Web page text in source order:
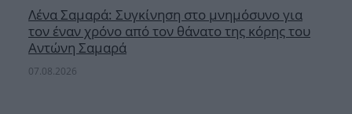
Λένα Σαμαρά: Συγκίνηση στο μνημόσυνο για
τον έναν χρόνο από τον θάνατο της κόρης του
Αντώνη Σαμαρά
07.08.2026